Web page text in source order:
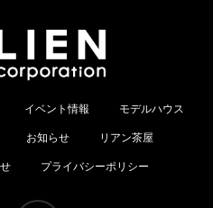
イベント情報 モデルハウス
お知らせ リアン茶屋
プライバシーポリシー